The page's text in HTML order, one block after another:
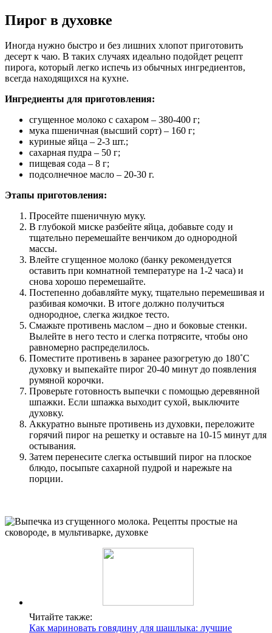
Пирог в духовке
Иногда нужно быстро и без лишних хлопот приготовить
десерт к чаю. В таких случаях идеально подойдет рецепт
пирога, который легко испечь из обычных ингредиентов,
всегда находящихся на кухне.
Ингредиенты для приготовления:
сгущенное молоко с сахаром – 380-400 г;
мука пшеничная (высший сорт) – 160 г;
куриные яйца – 2-3 шт.;
сахарная пудра – 50 г;
пищевая сода – 8 г;
подсолнечное масло – 20-30 г.
Этапы приготовления:
Просейте пшеничную муку.
В глубокой миске разбейте яйца, добавьте соду и
тщательно перемешайте венчиком до однородной
массы.
Влейте сгущенное молоко (банку рекомендуется
оставить при комнатной температуре на 1-2 часа) и
снова хорошо перемешайте.
Постепенно добавляйте муку, тщательно перемешивая и
разбивая комочки. В итоге должно получиться
однородное, слегка жидкое тесто.
Смажьте противень маслом – дно и боковые стенки.
Вылейте в него тесто и слегка потрясите, чтобы оно
равномерно распределилось.
Поместите противень в заранее разогретую до 180˚С
духовку и выпекайте пирог 20-40 минут до появления
румяной корочки.
Проверьте готовность выпечки с помощью деревянной
шпажки. Если шпажка выходит сухой, выключите
духовку.
Аккуратно выньте противень из духовки, переложите
горячий пирог на решетку и оставьте на 10-15 минут для
остывания.
Затем перенесите слегка остывший пирог на плоское
блюдо, посыпьте сахарной пудрой и нарежьте на
порции.
Читайте также:
Как мариновать говядину для шашлыка: лучшие